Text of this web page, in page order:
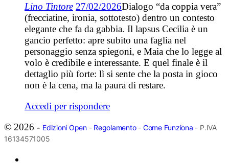
Lino Tintore 27/02/2026Dialogo “da coppia vera”
(frecciatine, ironia, sottotesto) dentro un contesto
elegante che fa da gabbia. Il lapsus Cecilia è un
gancio perfetto: apre subito una faglia nel
personaggio senza spiegoni, e Maia che lo legge al
volo è credibile e interessante. E quel finale è il
dettaglio più forte: lì si sente che la posta in gioco
non è la cena, ma la paura di restare.
Accedi per rispondere
© 2026 - Edizioni Open- Regolamento- Come Funziona - P.IVA
16134571005